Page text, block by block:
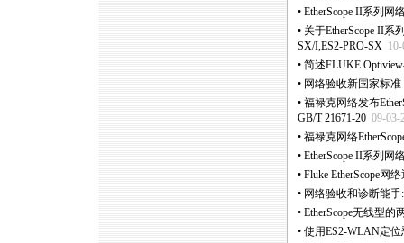
• EtherScope II系列网
• 关于EtherScope II系
SX/I,ES2-PRO-SX
• 简述FLUKE
• 网络验收新国家标准
• 福禄克网络发布
GB/T 21671-20 09-03-
• 福禄克网络
• EtherScope II系列网
• Fluke EtherScope网
• 网络验收和诊断能
• EtherScope无线型
• 使用ES2-WLAN定